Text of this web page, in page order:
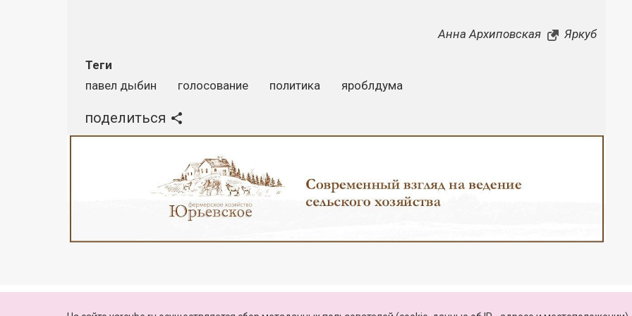
Анна Архиповская Яркуб
Теги
павел дыбин
голосование политика яроблдума
поделиться
Свидетельство о регистрации СМИ: